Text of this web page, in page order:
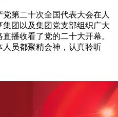
第二十次全国代表大会在人
团以及集团党支部组织广大
播收看了党的二十大开幕。
员都聚精会神，认真聆听